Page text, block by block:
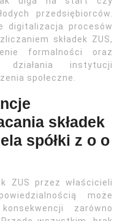
przedsiębiorców.
digitalizacja procesów
składek ZUS,
formalności oraz
działania instytucji
społeczne.
składek
spółki z o o
ZUS przez właścicieli
może
zarówno